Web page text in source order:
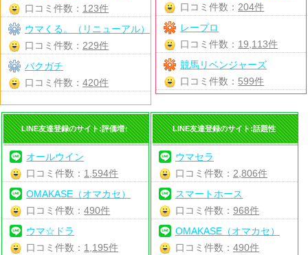
口コミ件数： 204件
レープロ
口コミ件数： 19,113件
競馬リベンジャーズ
口コミ件数： 599件
口コミ件数： 123件
ウマくる。（リニューアル）
口コミ件数： 229件
バクガチ
口コミ件数： 420件
LINE友達登録のサイト:評価増↑
オールウイン
口コミ件数： 1,594件
OMAKASE（オマカセ）
口コミ件数：490件
ウマ☆ドラ
口コミ件数： 1,195件
LINE友達登録のサイト:話題性
ウマセラ
口コミ件数： 2,806件
スマートホース
口コミ件数： 968件
OMAKASE（オマカセ）
口コミ件数： 490件